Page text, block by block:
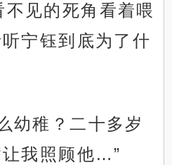
不见的死角看着喂
宁钰到底为了什
幼稚？二十多岁
我照顾他…”